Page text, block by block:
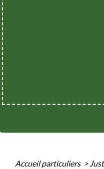
Accueil particuliers >